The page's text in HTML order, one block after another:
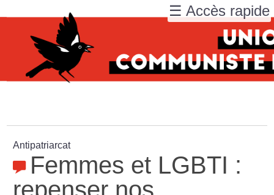
Antipatriarcat
Femmes et LGBTI :
repenser nos
☰ Accès rapide